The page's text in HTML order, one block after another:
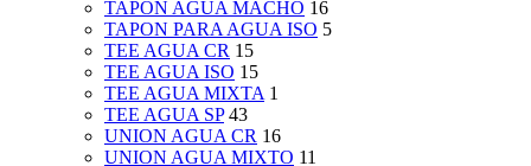
TAPON AGUA MACHO 16
TAPON PARA AGUA ISO 5
TEE AGUA CR 15
TEE AGUA ISO 15
TEE AGUA MIXTA 1
TEE AGUA SP 43
UNION AGUA CR 16
UNION AGUA MIXTO 11